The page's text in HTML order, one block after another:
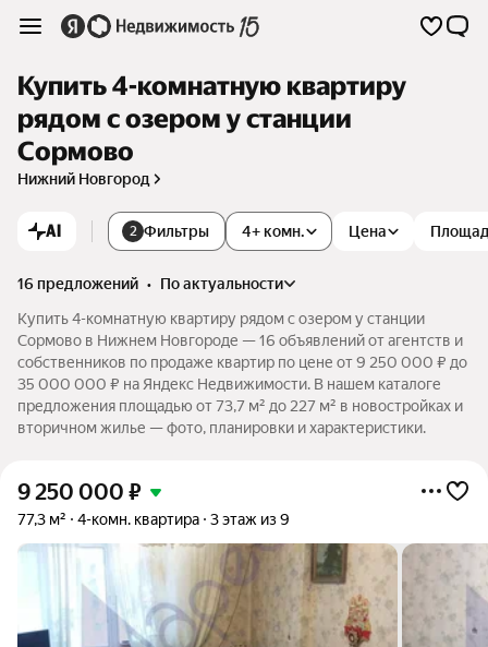
Купить 4-комнатную квартиру
рядом с озером у станции
Сормово
Нижний Новгород
AI 2 Фильтры 4+ комн. Цена
16 предложений •
по актуальности
Купить 4-комнатную квартиру рядом с озером у станции
Сормово в Нижнем Новгороде — 16 объявлений от агентств и
собственников по продаже квартир по цене от 9 250 000 ₽ до
35 000 000 ₽ на Яндекс Недвижимости. В нашем каталоге
предложения площадью от 73,7 м² до 227 м² в новостройках и
вторичном жилье — фото, планировки и характеристики.
9 250 000 ₽
77,3 м² 4-комн. квартира 3 этаж из 9